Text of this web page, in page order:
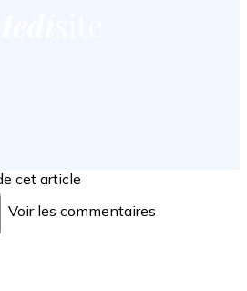
cet article
Email
Voir les commentaires